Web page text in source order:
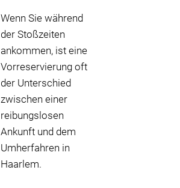
Wenn Sie während
der Stoßzeiten
ankommen, ist eine
Vorreservierung oft
der Unterschied
zwischen einer
reibungslosen
Ankunft und dem
Umherfahren in
Haarlem.